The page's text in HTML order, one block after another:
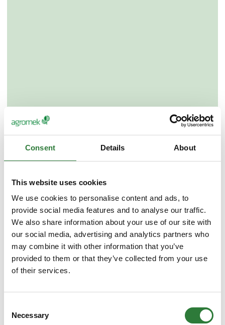
Consent Details About
This website uses cookies
We use cookies to personalise content and ads, to
provide social media features and to analyse our traffic.
We also share information about your use of our site with
our social media, advertising and analytics partners who
may combine it with other information that you’ve
provided to them or that they’ve collected from your use
of their services.
Selection
Necessary